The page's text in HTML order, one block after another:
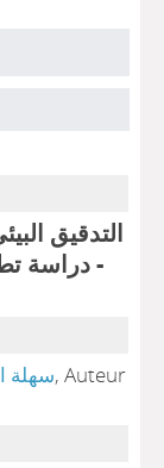
التدقيق
- دراسة
سهلة, Auteur